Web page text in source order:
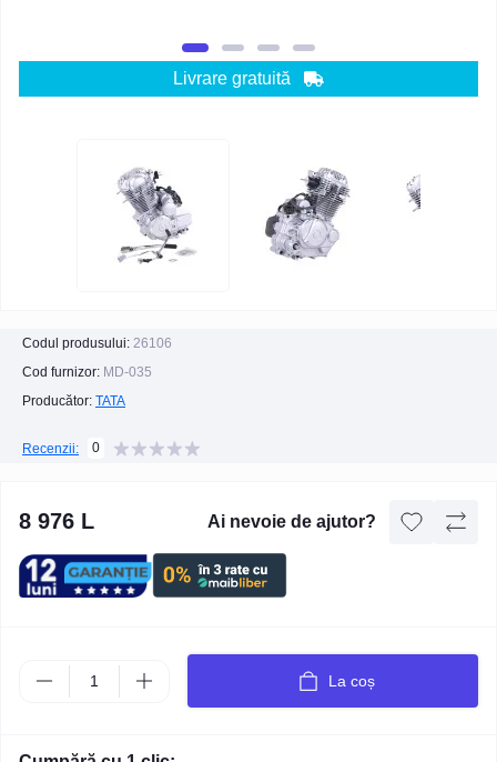
Livrare gratuită
Codul produsului: 26106
Cod furnizor: MD-035
Producător: TATA
Recenzii: 0
8 976 L Ai nevoie de ajutor?
La coș